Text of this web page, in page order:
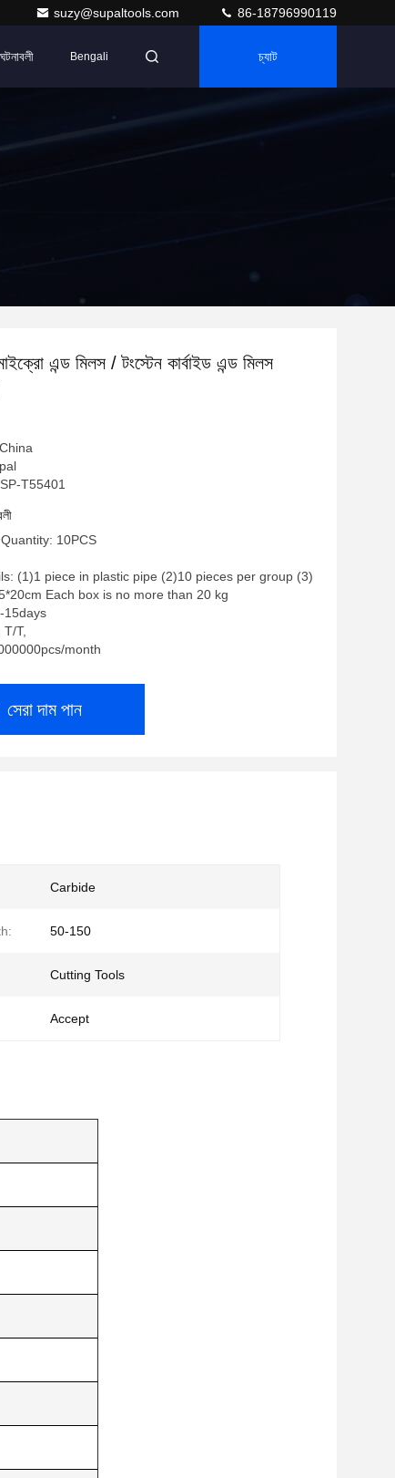
suzy@supaltools.com 86-18796990119
ঘটনাবলী Bengali চ্যাট
এন্ড মিলস / টংস্টেন কার্বাইড এন্ড মিলস
T55401
10PCS
(1)1 piece in plastic pipe (2)10 pieces per group (3)
Each box is no more than 20 kg
15days
T,
month
সেরা দাম পান
Carbide
50-150
Cutting Tools
Accept